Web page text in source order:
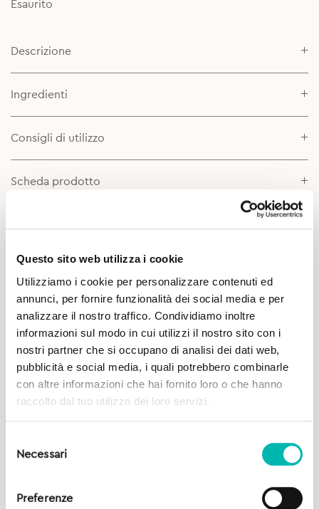
Questo sito web utilizza i cookie
Utilizziamo i cookie per personalizzare contenuti ed
annunci, per fornire funzionalità dei social media e per
analizzare il nostro traffico. Condividiamo inoltre
informazioni sul modo in cui utilizzi il nostro sito con i
nostri partner che si occupano di analisi dei dati web,
pubblicità e social media, i quali potrebbero combinarle
con altre informazioni che hai fornito loro o che hanno
raccolto dal tuo utilizzo dei loro servizi.
delNecessari
Preferenze
Esaurito
Descrizione
Ingredienti
Consigli di utilizzo
Scheda prodotto
Potrebbe Interessarti